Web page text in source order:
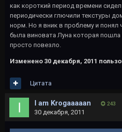
как короткий период времени сидел
периодически глючили текстуры
норм. Но я вник в проблему и понял
была виновата Луна которая
просто повезло.
Изменено 30 декабря, 2011
Цитата
I am Krogaaaaan 243
30 декабря, 2011